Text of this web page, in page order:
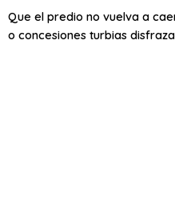
Que el predio no vuelva a
o concesiones turbias